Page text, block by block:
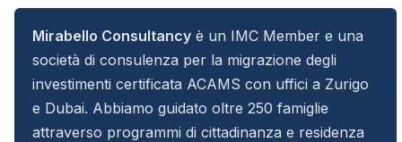
Mirabello Consultancy è un IMC Member e una
società di consulenza per la migrazione degli
investimenti certificata ACAMS con uffici a Zurigo
e Dubai. Abbiamo guidato oltre 250 famiglie
attraverso programmi di cittadinanza e residenza